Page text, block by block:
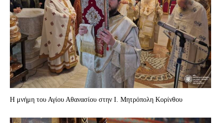
Η μνήμη του Αγίου Αθανασίου στην I. Mητρόπολη Κορίνθου